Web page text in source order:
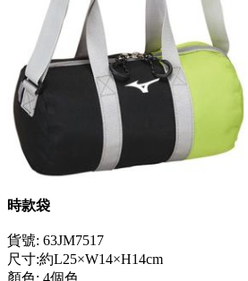
時款袋
貨號: 63JM7517
尺寸:約L25×W14×H14cm
顏色: 4個色